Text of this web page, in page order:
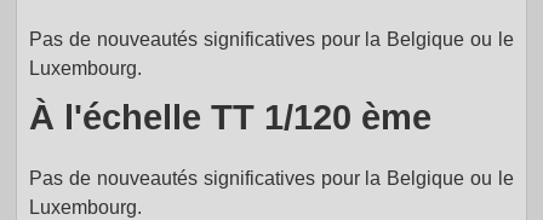
Pas de nouveautés significatives pour la Belgique ou le
Luxembourg.
À l'échelle TT 1/120 ème
Pas de nouveautés significatives pour la Belgique ou le
Luxembourg.